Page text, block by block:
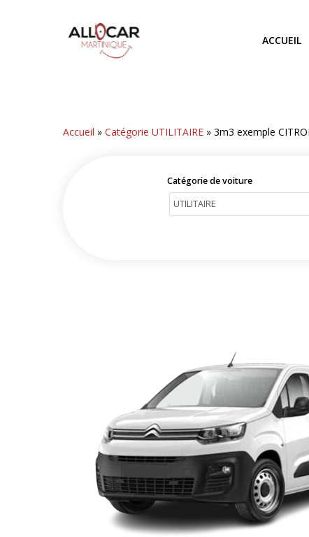
ACCUEIL
Accueil »Catégorie UTILITAIRE »3m3 exemple
Catégorie de voiture